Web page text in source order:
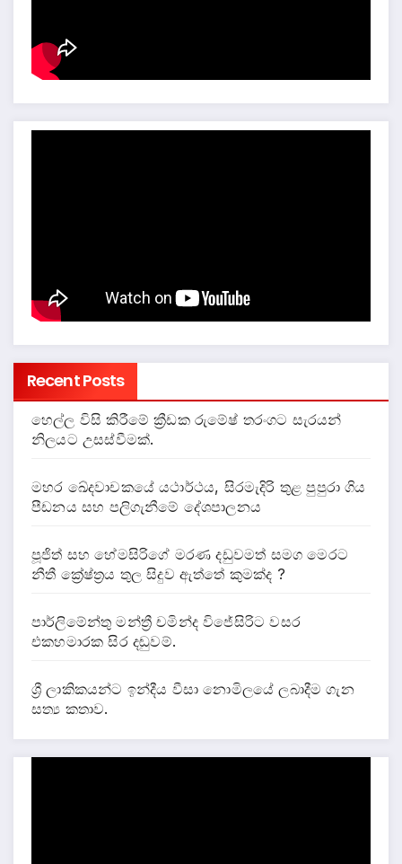
Recent Posts
හෙල්ල විසි කිරීමේ ක්‍රීඩක රුමේෂ් තරංගට සැරයන්
නිලයට උසස්වීමක්.
මහර ඛේදවාචකයේ යථාර්ථය, සිරමැදිරි තුළ පුපුරා ගිය
පීඩනය සහ පලිගැනීමේ දේශපාලනය
පූජිත් සහ හේමසිරිගේ මරණ දඩුවමත් සමග මෙරට
නීතී ක්‍රේෂ්ත්‍රය තුල සිදුව ඇත්තේ කුමක්ද ?
පාර්ලිමේන්තු මන්ත්‍රී චමින්ද විජේසිරිට වසර
එකහමාරක සිර දඬුවම්.
ශ්‍රී ලාකිකයන්ට ඉන්දීය වීසා නොමිලයේ ලබාදීම ගැන
සත්‍ය කතාව.